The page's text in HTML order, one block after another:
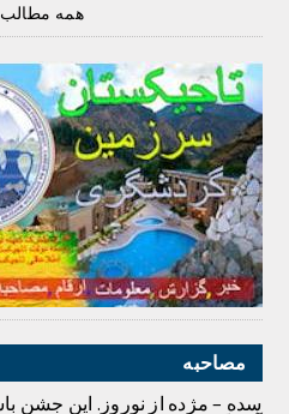
همه
مصاحبه
سده – مژده از نوروز. این جشن